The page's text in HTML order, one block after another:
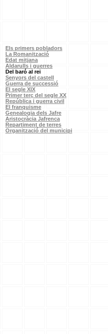
Els primers pobladors
La Romanització
Edat mitjana
Aldarulls i guerres
Del baró al rei
Senyors del castell
Guerra de successió
El segle XIX
Primer terç del segle XX
República i guerra civil
El franquisme
Genealogia dels Jafre
Aristocràcia Jafrenca
Repartiment de terres
Organització del municipi